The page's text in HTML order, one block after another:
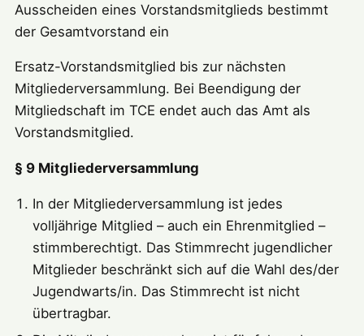
Ausscheiden eines Vorstandsmitglieds bestimmt
der Gesamtvorstand ein
Ersatz-Vorstandsmitglied bis zur nächsten
Mitgliederversammlung. Bei Beendigung der
Mitgliedschaft im TCE endet auch das Amt als
Vorstandsmitglied.
§ 9 Mitgliederversammlung
In der Mitgliederversammlung ist jedes
volljährige Mitglied – auch ein Ehrenmitglied –
stimmberechtigt. Das Stimmrecht jugendlicher
Mitglieder beschränkt sich auf die Wahl des/der
Jugendwarts/in. Das Stimmrecht ist nicht
übertragbar.